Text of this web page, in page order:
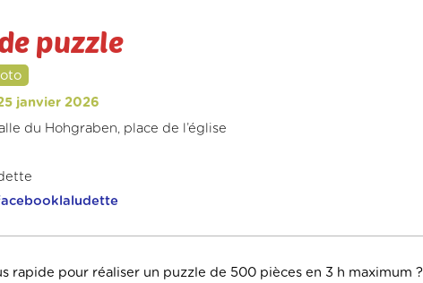
puzzle
janvier 2026
du Hohgraben, place de l’église
rapide pour réaliser un puzzle de 500 pièces en 3 h maximum ?